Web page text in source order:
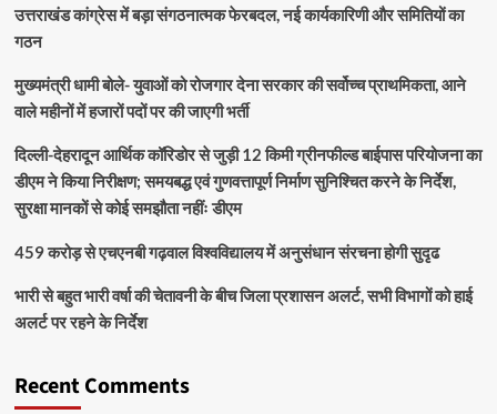
उत्तराखंड कांग्रेस में बड़ा संगठनात्मक फेरबदल, नई कार्यकारिणी और समितियों का
गठन
मुख्यमंत्री धामी बोले- युवाओं को रोजगार देना सरकार की सर्वोच्च प्राथमिकता, आने
वाले महीनों में हजारों पदों पर की जाएगी भर्ती
दिल्ली-देहरादून आर्थिक कॉरिडोर से जुड़ी 12 किमी ग्रीनफील्ड बाईपास परियोजना का
डीएम ने किया निरीक्षण; समयबद्ध एवं गुणवत्तापूर्ण निर्माण सुनिश्चित करने के निर्देश,
सुरक्षा मानकों से कोई समझौता नहींः डीएम
459 करोड़ से एचएनबी गढ़वाल विश्वविद्यालय में अनुसंधान संरचना होगी सुदृढ
भारी से बहुत भारी वर्षा की चेतावनी के बीच जिला प्रशासन अलर्ट, सभी विभागों को हाई
अलर्ट पर रहने के निर्देश
Recent Comments